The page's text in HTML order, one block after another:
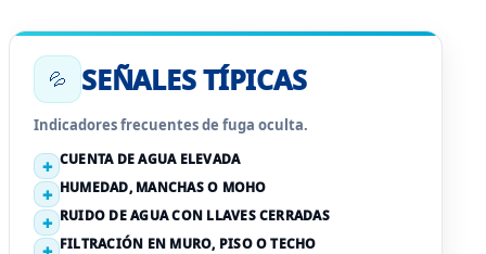
💦 SEÑALES TÍPICAS
Indicadores frecuentes de fuga oculta.
CUENTA DE AGUA ELEVADA
HUMEDAD, MANCHAS O MOHO
RUIDO DE AGUA CON LLAVES CERRADAS
FILTRACIÓN EN MURO, PISO O TECHO